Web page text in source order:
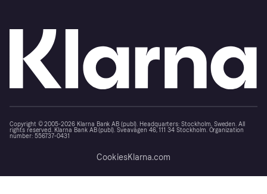
Copyright © 2005-2026 Klarna Bank AB (publ). Headquarters: Stockholm, Sweden. All
rights reserved. Klarna Bank AB (publ). Sveavägen 46, 111 34 Stockholm. Organization
number: 556737-0431
CookiesKlarna.com